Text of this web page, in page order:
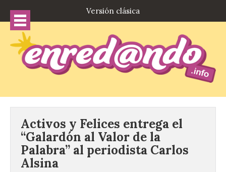
Versión clásica
Activos y Felices entrega el
“Galardón al Valor de la
Palabra” al periodista Carlos
Alsina